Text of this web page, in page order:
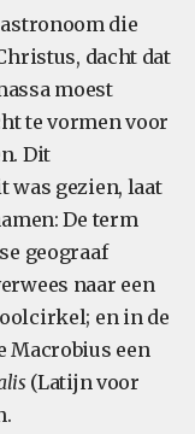
die
dacht dat
moest
te vormen voor
Dit
was gezien, laat
De term
geograaf
naar een
en in de
Macrobius een
(Latijn voor